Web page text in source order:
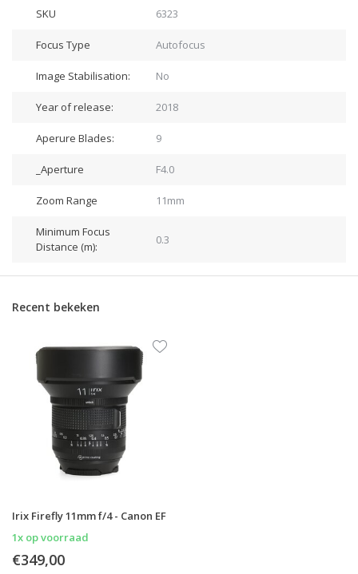
SKU 6323
Focus Type Autofocus
Image Stabilisation: No
Year of release: 2018
Aperure Blades: 9
_Aperture F4.0
Zoom Range 11mm
Minimum Focus
Distance (m):
0.3
Recent bekeken
Irix Firefly 11mm f/4 - Canon EF
1x op voorraad
€349,00